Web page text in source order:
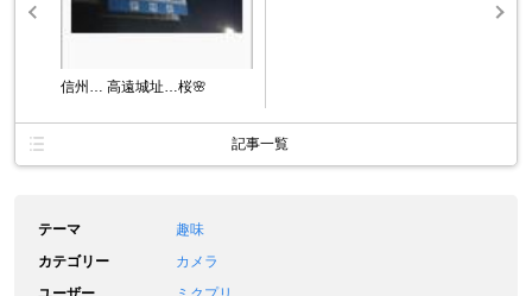
信州… 高遠城址…桜🌸
記事一覧
テーマ
趣味
カテゴリー
カメラ